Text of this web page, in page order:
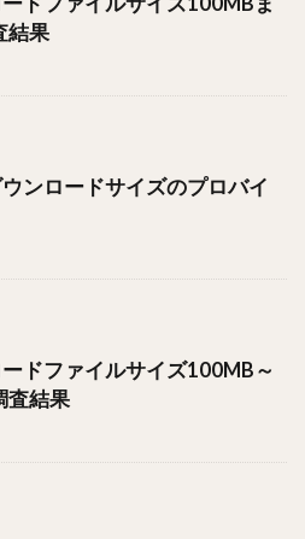
結果
ンロードサイズのプロバイ
ドファイルサイズ100MB～
査結果